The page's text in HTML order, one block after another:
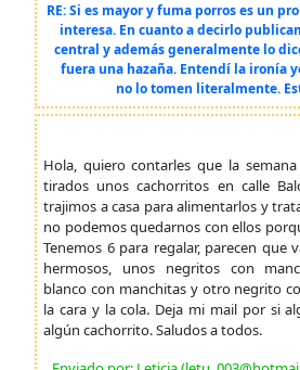
RE: Si es mayor y fuma porros es un
interesa. En cuanto a decirlo
central y además generalmente lo
fuera una hazaña. Entendí la ironía
no lo tomen literalmente.
Hola, quiero contarles que la
tirados unos cachorritos en calle
trajimos a casa para alimentarlos y
no podemos quedarnos con ellos
Tenemos 6 para regalar, parecen que
hermosos, unos negritos con
blanco con manchitas y otro negrito
la cara y la cola. Deja mi mail por si
algún cachorrito. Saludos a todos.